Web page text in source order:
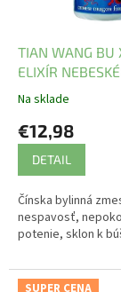
TIAN WANG BU
ELIXÍR
Na sklade
€12,98
DETAIL
Čínska bylinná
nespavosť,
potenie, sklon k
SUPER CENA